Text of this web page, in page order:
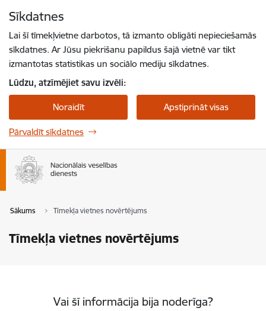
Sīkdatnes
Lai šī tīmekļvietne darbotos, tā izmanto obligāti nepieciešamās
sīkdatnes. Ar Jūsu piekrišanu papildus šajā vietnē var tikt
izmantotas statistikas un sociālo mediju sīkdatnes.
Lūdzu, atzīmējiet savu izvēli:
Noraidīt Apstiprināt visas
Pārvaldīt sīkdatnes
Sākums Tīmekļa vietnes novērtējums
Tīmekļa vietnes novērtējums
Vai šī informācija bija noderīga?